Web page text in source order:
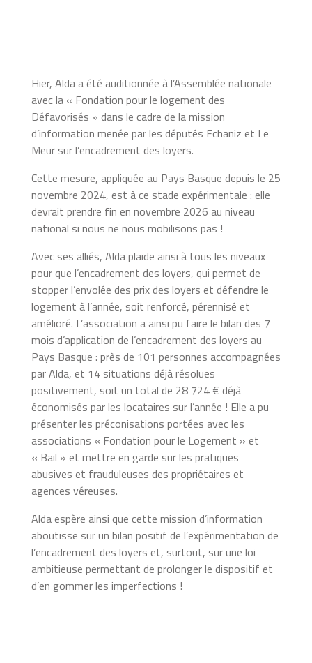
Hier, Alda a été auditionnée à l’Assemblée nationale
avec la « Fondation pour le logement des
Défavorisés » dans le cadre de la mission
d’information menée par les députés Echaniz et Le
Meur sur l’encadrement des loyers.
Cette mesure, appliquée au Pays Basque depuis le 25
novembre 2024, est à ce stade expérimentale : elle
devrait prendre fin en novembre 2026 au niveau
national si nous ne nous mobilisons pas !
Avec ses alliés, Alda plaide ainsi à tous les niveaux
pour que l’encadrement des loyers, qui permet de
stopper l’envolée des prix des loyers et défendre le
logement à l’année, soit renforcé, pérennisé et
amélioré. L’association a ainsi pu faire le bilan des 7
mois d’application de l’encadrement des loyers au
Pays Basque : près de 101 personnes accompagnées
par Alda, et 14 situations déjà résolues
positivement, soit un total de 28 724 € déjà
économisés par les locataires sur l’année ! Elle a pu
présenter les préconisations portées avec les
associations « Fondation pour le Logement » et
« Bail » et mettre en garde sur les pratiques
abusives et frauduleuses des propriétaires et
agences véreuses.
Alda espère ainsi que cette mission d’information
aboutisse sur un bilan positif de l’expérimentation de
l’encadrement des loyers et, surtout, sur une loi
ambitieuse permettant de prolonger le dispositif et
d’en gommer les imperfections !